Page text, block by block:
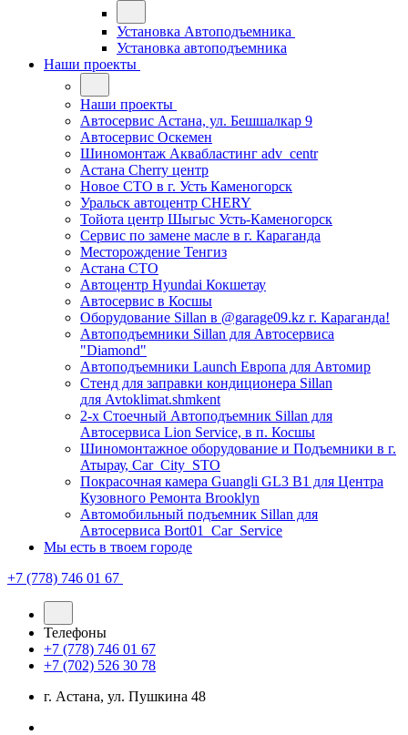
Установка Автоподъемника
Установка автоподъемника
Наши проекты
Наши проекты
Автосервис Астана, ул. Бешшалкар 9
Автосервис Оскемен
Шиномонтаж Аквабластинг adv_centr
Астана Cherry центр
Новое СТО в г. Усть Каменогорск
Уральск автоцентр CHERY
Тойота центр Шыгыс Усть-Каменогорск
Сервис по замене масле в г. Караганда
Месторождение Тенгиз
Астана СТО
Автоцентр Hyundai Кокшетау
Автосервис в Косшы
Оборудование Sillan в @garage09.kz г. Караганда!
Автоподъемники Sillan для Автосервиса
"Diamond"
Автоподъемники Launch Европа для Автомир
Стенд для заправки кондиционера Sillan
для Avtoklimat.shmkent
2-х Стоечный Автоподъемник Sillan для
Автосервиса Lion Service, в п. Косшы
Шиномонтажное оборудование и Подъемники в г.
Атырау, Car_City_STO
Покрасочная камера Guangli GL3 B1 для Центра
Кузовного Ремонта Brooklyn
Автомобильный подъемник Sillan для
Автосервиса Bort01_Car_Service
Мы есть в твоем городе
+7 (778) 746 01 67
Телефоны
+7 (778) 746 01 67
+7 (702) 526 30 78
г. Астана, ул. Пушкина 48